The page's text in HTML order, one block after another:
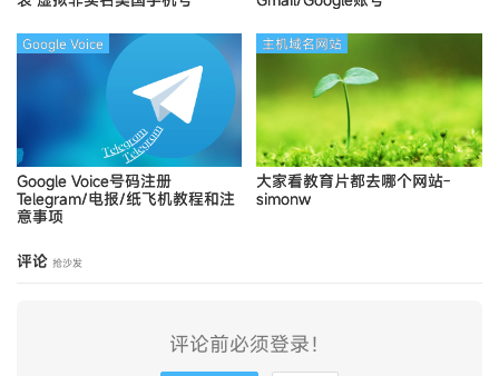
Google Voice号码注册
Telegram/电报/纸飞机教程和注
意事项
Google Voice
大家看教育片都去哪个网站-
simonw
主机域名网站
评论 抢沙发
评论前必须登录！